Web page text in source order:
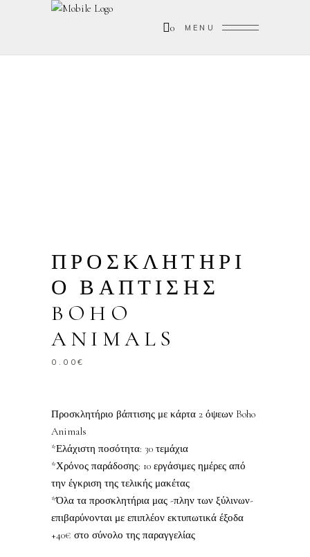
0 MENU
ΠΡΟΣΚΛΗΤΗΡΙ
Ο ΒΑΠΤΙΣΗΣ
BOHO
ANIMALS
0.00€
Προσκλητήριο βάπτισης με κάρτα 2 όψεων Boho
Animals
*Ελάχιστη ποσότητα: 30 τεμάχια
*Χρόνος παράδοσης: 10 εργάσιμες ημέρες από
την έγκριση της τελικής μακέτας
*Όλα τα προσκλητήρια μας -πλην των ξύλινων-
επιβαρύνονται με επιπλέον εκτυπωτικά έξοδα
+40€ στο σύνολο της παραγγελίας